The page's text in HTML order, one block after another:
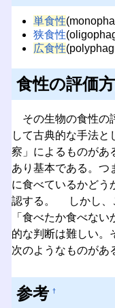
単食性
狭食性
広食性
食性の評価
その生物の食性の
して古典的な手法と
察」によるものがあ
あり基本である。つ
に食べているかどう
認する。 しかし、
「食べたか食べな
的な判断は難しい。
次のようなものがあ
参考 †